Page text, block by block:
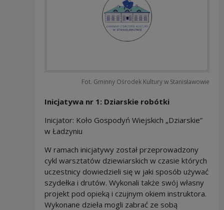
Fot. Gminny Ośrodek Kultury w Stanisławowie
Inicjatywa nr 1: Dziarskie robótki
Inicjator: Koło Gospodyń Wiejskich „Dziarskie”
w Ładzyniu
W ramach inicjatywy został przeprowadzony
cykl warsztatów dziewiarskich w czasie których
uczestnicy dowiedzieli się w jaki sposób używać
szydełka i drutów. Wykonali także swój własny
projekt pod opieką i czujnym okiem instruktora.
Wykonane dzieła mogli zabrać ze sobą